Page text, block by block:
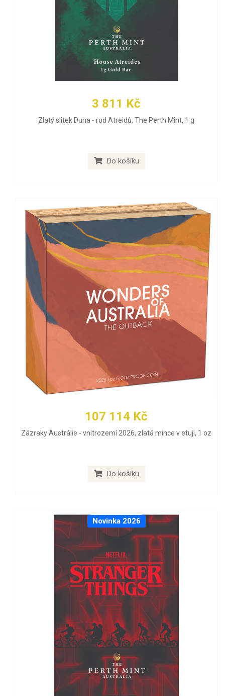
3 811 Kč
Zlatý slitek Duna - rod Atreidů, The Perth Mint, 1 g
Do košíku
107 114 Kč
Zázraky Austrálie - vnitrozemí 2026, zlatá mince v etuji, 1 oz
Do košíku
Novinka 2026